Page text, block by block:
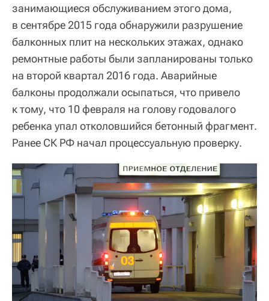
занимающиеся обслуживанием этого дома,
в сентябре 2015 года обнаружили разрушение
балконных плит на нескольких этажах, однако
ремонтные работы были запланированы только
на второй квартал 2016 года. Аварийные
балконы продолжали осыпаться, что привело
к тому, что 10 февраля на голову годовалого
ребенка упал отколовшийся бетонный фрагмент.
Ранее СК РФ начал процессуальную проверку.